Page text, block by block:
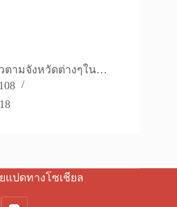
ตามจังหวัดต่างๆใน…
แปดทางโซเชียล